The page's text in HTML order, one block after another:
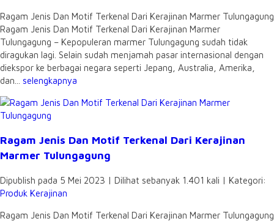
Ragam Jenis Dan Motif Terkenal Dari Kerajinan Marmer Tulungagung
Ragam Jenis Dan Motif Terkenal Dari Kerajinan Marmer
Tulungagung – Kepopuleran marmer Tulungagung sudah tidak
diragukan lagi. Selain sudah menjamah pasar internasional dengan
diekspor ke berbagai negara seperti Jepang, Australia, Amerika,
dan... selengkapnya
Ragam Jenis Dan Motif Terkenal Dari Kerajinan
Marmer Tulungagung
Dipublish pada 5 Mei 2023 | Dilihat sebanyak 1.401 kali | Kategori:
Produk Kerajinan
Ragam Jenis Dan Motif Terkenal Dari Kerajinan Marmer Tulungagung